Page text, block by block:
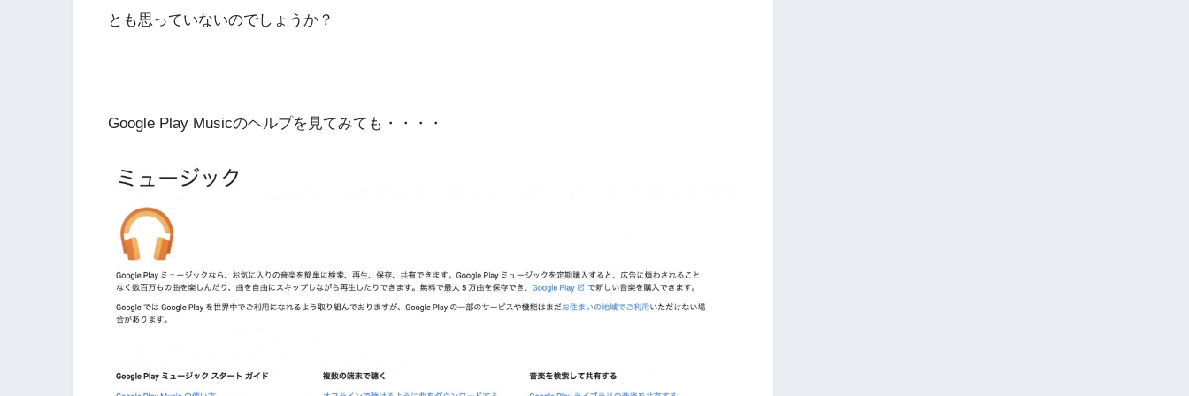
とも思っていないのでしょうか？
Google Play Musicのヘルプを見てみても・・・・